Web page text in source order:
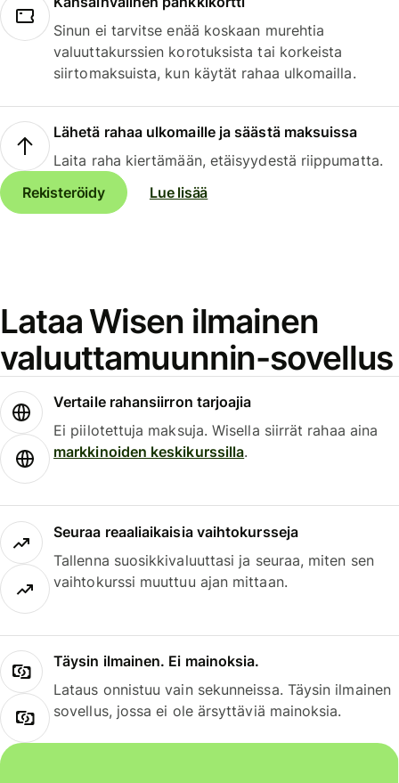
Sinun ei tarvitse enää koskaan murehtia
valuuttakurssien korotuksista tai korkeista
siirtomaksuista, kun käytät rahaa ulkomailla.
Lähetä rahaa ulkomaille ja säästä maksuissa
Laita raha kiertämään, etäisyydestä riippumatta.
Rekisteröidy
Lue lisää
Lataa Wisen ilmainen
valuuttamuunnin-sovellus
Vertaile rahansiirron tarjoajia
Ei piilotettuja maksuja. Wisella siirrät rahaa aina
markkinoiden keskikurssilla.
Seuraa reaaliaikaisia vaihtokursseja
Tallenna suosikkivaluuttasi ja seuraa, miten sen
vaihtokurssi muuttuu ajan mittaan.
Täysin ilmainen. Ei mainoksia.
Lataus onnistuu vain sekunneissa. Täysin ilmainen
sovellus, jossa ei ole ärsyttäviä mainoksia.